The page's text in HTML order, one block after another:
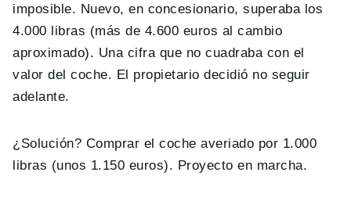
imposible. Nuevo, en concesionario, superaba los
4.000 libras (más de 4.600 euros al cambio
aproximado). Una cifra que no cuadraba con el
valor del coche. El propietario decidió no seguir
adelante.
¿Solución? Comprar el coche averiado por 1.000
libras (unos 1.150 euros). Proyecto en marcha.